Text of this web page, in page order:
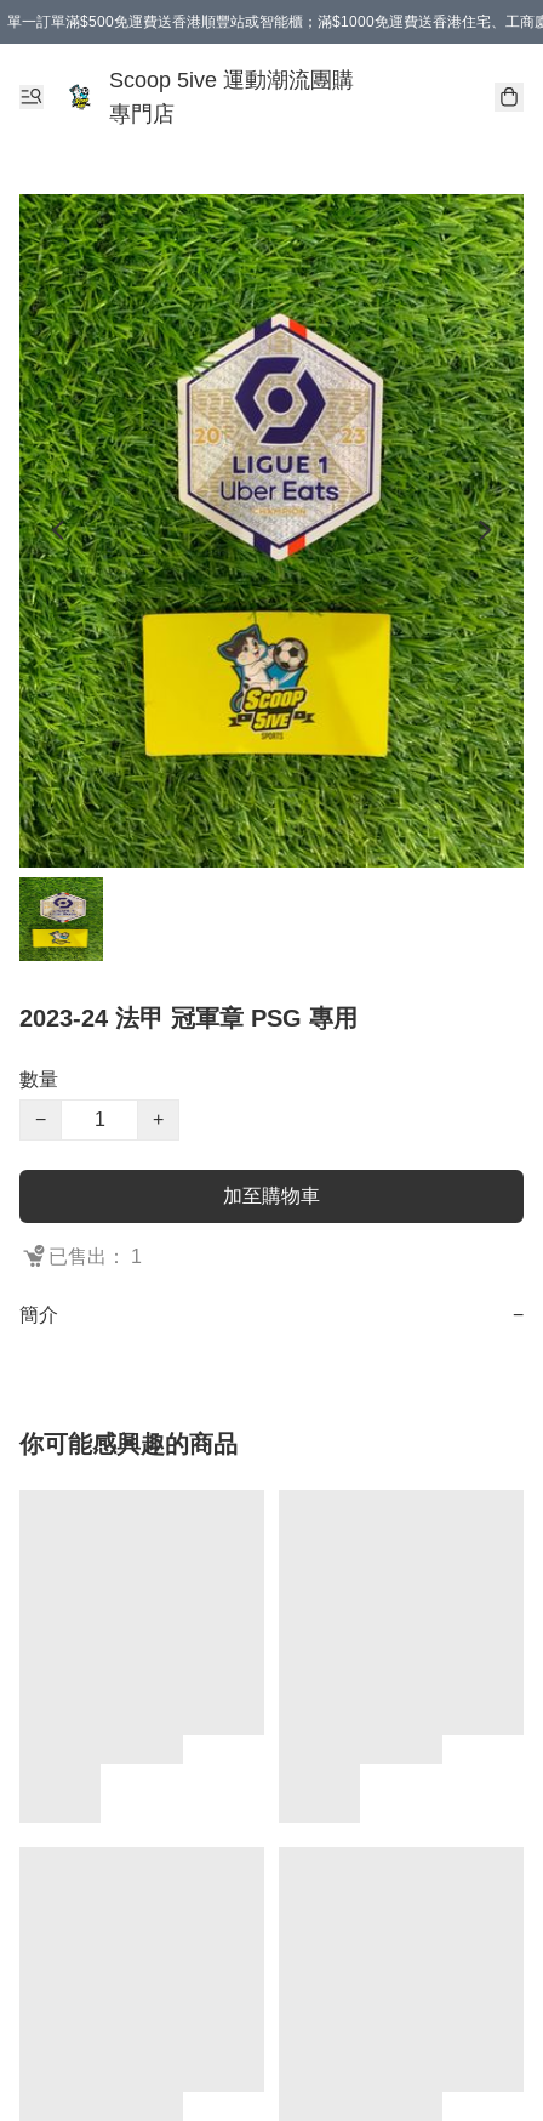
單一訂單滿$500免運費送香港順豐站或智能櫃；滿$1000免運費送香港住宅、工商
Scoop 5ive 運動潮流團購
專門店
2023-24 法甲 冠軍章 PSG 專用
數量
−
+
加至購物車
已售出： 1
簡介 −
你可能感興趣的商品